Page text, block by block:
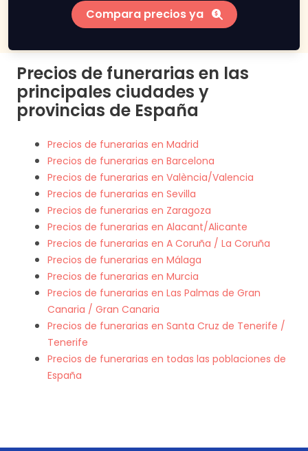
Compara precios ya
Precios de funerarias en las
principales ciudades y
provincias de España
Precios de funerarias en Madrid
Precios de funerarias en Barcelona
Precios de funerarias en València/Valencia
Precios de funerarias en Sevilla
Precios de funerarias en Zaragoza
Precios de funerarias en Alacant/Alicante
Precios de funerarias en A Coruña / La Coruña
Precios de funerarias en Málaga
Precios de funerarias en Murcia
Precios de funerarias en Las Palmas de Gran
Canaria / Gran Canaria
Precios de funerarias en Santa Cruz de Tenerife /
Tenerife
Precios de funerarias en todas las poblaciones de
España